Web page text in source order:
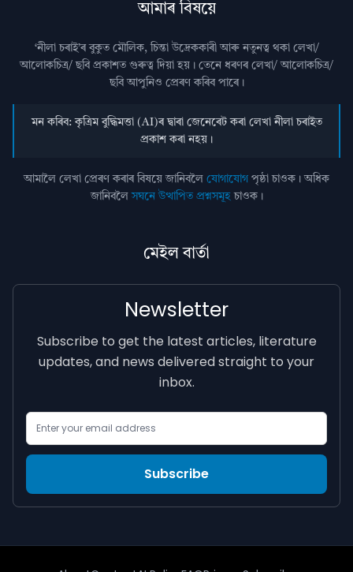
আমাৰ বিষয়ে
‘নীলা চৰাই’ৰ বুকুত মৌলিক, চিন্তা উদ্রেককাৰী আৰু নতুনত্ব থকা লেখা/
আলোকচিত্ৰ/ ছবি প্রকাশত গুৰুত্ব দিয়া হয়। তেনে ধৰণৰ লেখা/ আলোকচিত্ৰ/
ছবি আপুনিও প্রেৰণ কৰিব পাৰে।
মন কৰিব: কৃত্ৰিম বুদ্ধিমত্তা (AI)ৰ দ্বাৰা জেনেৰেট কৰা লেখা নীলা চৰাইত
প্ৰকাশ কৰা নহয়।
আমালৈ লেখা প্ৰেৰণ কৰাৰ বিষয়ে জানিবলৈ যোগাযোগ পৃষ্ঠা চাওক। অধিক
জানিবলৈসঘনে উত্থাপিত প্ৰশ্নসমূহচাওক।
মেইল বাৰ্তা
Newsletter
Subscribe to get the latest articles, literature
updates, and news delivered straight to your
inbox.
Subscribe